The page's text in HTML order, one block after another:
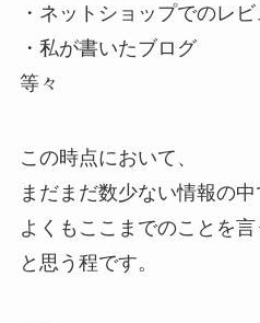
・ネットショップでのレ
・私が書いたブログ
等々
この時点において、
まだまだ数少ない情報の中
よくもここまでのことを言
と思う程です。